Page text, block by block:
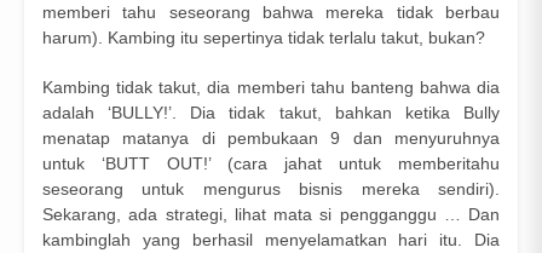
memberi tahu seseorang bahwa mereka tidak berbau
harum). Kambing itu sepertinya tidak terlalu takut, bukan?
Kambing tidak takut, dia memberi tahu banteng bahwa dia
adalah ‘BULLY!’. Dia tidak takut, bahkan ketika Bully
menatap matanya di pembukaan 9 dan menyuruhnya
untuk ‘BUTT OUT!’ (cara jahat untuk memberitahu
seseorang untuk mengurus bisnis mereka sendiri).
Sekarang, ada strategi, lihat mata si pengganggu … Dan
kambinglah yang berhasil menyelamatkan hari itu. Dia